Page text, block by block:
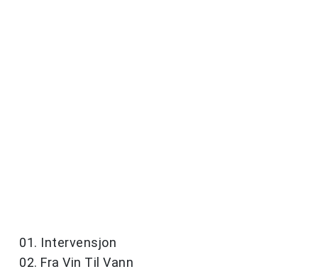
01. Intervensjon
02. Fra Vin Til Vann